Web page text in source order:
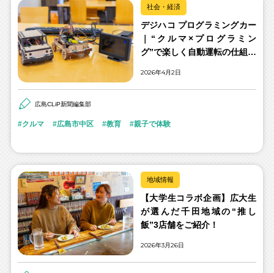
社会・経済
デジハコ プログラミングカー
｜“クルマ×プログラミン
グ”で楽しく自動運転の仕組み
2026年4月2日
広島CLiP新聞編集部
クルマ 広島市中区 教育 親子で体験
地域情報
【大学生コラボ企画】広大生
が選んだ千田地域の“推し
飯”3店舗をご紹介！
2026年3月26日